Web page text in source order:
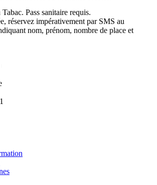
Pass sanitaire requis.
réservez impérativement par SMS au
nom, prénom, nombre de place et